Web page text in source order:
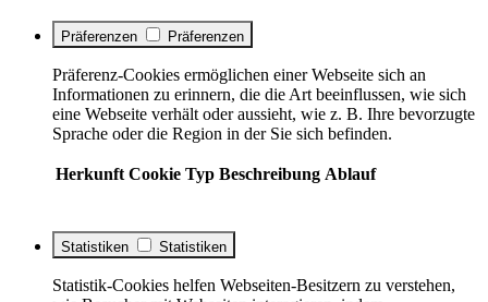
Präferenzen Präferenzen
Präferenz-Cookies ermöglichen einer Webseite sich an
Informationen zu erinnern, die die Art beeinflussen, wie sich
eine Webseite verhält oder aussieht, wie z. B. Ihre bevorzugte
Sprache oder die Region in der Sie sich befinden.
Herkunft Cookie Typ Beschreibung Ablauf
Statistiken Statistiken
Statistik-Cookies helfen Webseiten-Besitzern zu verstehen,